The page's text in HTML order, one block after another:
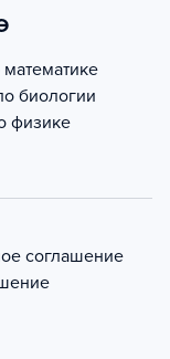
биологии
физике
соглашение